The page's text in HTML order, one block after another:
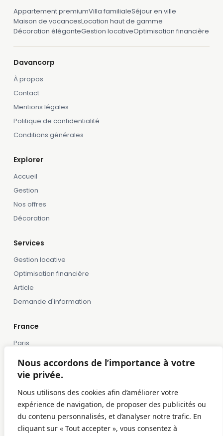
Nous accordons de l’importance à votre
vie privée.
Nous utilisons des cookies afin d’améliorer votre
expérience de navigation, de proposer des publicités ou
du contenu personnalisés, et d’analyser notre trafic. En
cliquant sur « Tout accepter », vous consentez à
Appartement premiumVilla familialeSéjour en ville
Maison de vacancesLocation haut de gamme
Décoration éléganteGestion locativeOptimisation financière
Davancorp
À propos
Contact
Mentions légales
Politique de confidentialité
Conditions générales
Explorer
Accueil
Gestion
Nos offres
Décoration
Services
Gestion locative
Optimisation financière
Article
Demande d'information
France
Paris
Lille
Bordeaux
Toulose